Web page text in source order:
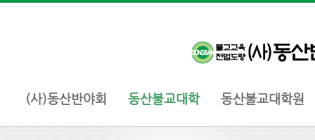
(사)동산반야회 동산불교대학 동산불교대학원